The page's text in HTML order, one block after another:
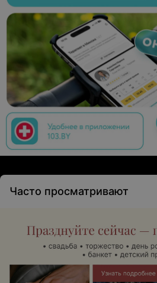
Часто просматривают